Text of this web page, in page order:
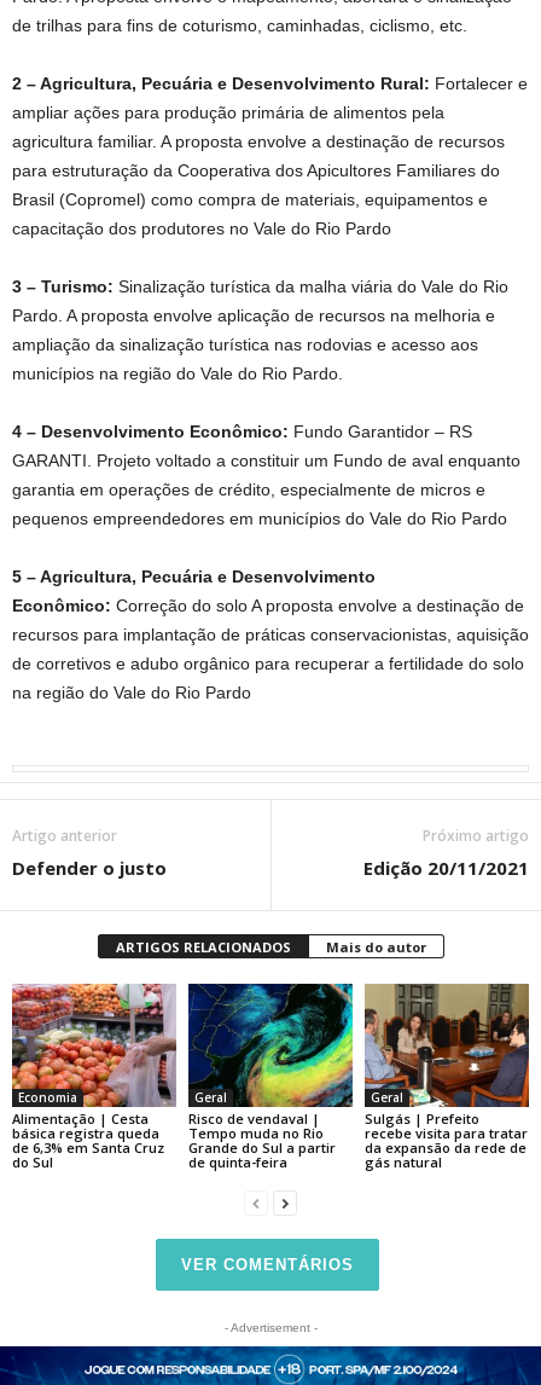
de trilhas para fins de coturismo, caminhadas, ciclismo, etc.
2 – Agricultura, Pecuária e Desenvolvimento Rural: Fortalecer e
ampliar ações para produção primária de alimentos pela
agricultura familiar. A proposta envolve a destinação de recursos
para estruturação da Cooperativa dos Apicultores Familiares do
Brasil (Copromel) como compra de materiais, equipamentos e
capacitação dos produtores no Vale do Rio Pardo
3 – Turismo: Sinalização turística da malha viária do Vale do Rio
Pardo. A proposta envolve aplicação de recursos na melhoria e
ampliação da sinalização turística nas rodovias e acesso aos
municípios na região do Vale do Rio Pardo.
4 – Desenvolvimento Econômico: Fundo Garantidor – RS
GARANTI. Projeto voltado a constituir um Fundo de aval enquanto
garantia em operações de crédito, especialmente de micros e
pequenos empreendedores em municípios do Vale do Rio Pardo
5 – Agricultura, Pecuária e Desenvolvimento
Econômico: Correção do solo A proposta envolve a destinação de
recursos para implantação de práticas conservacionistas, aquisição
de corretivos e adubo orgânico para recuperar a fertilidade do solo
na região do Vale do Rio Pardo
Artigo anterior
Defender o justo
Próximo artigo
Edição 20/11/2021
ARTIGOS RELACIONADOS Mais do autor
Economia
Alimentação | Cesta
básica registra queda
de 6,3% em Santa Cruz
do Sul
Geral
Risco de vendaval |
Tempo muda no Rio
Grande do Sul a partir
de quinta-feira
Geral
Sulgás | Prefeito
recebe visita para tratar
da expansão da rede de
gás natural
VER COMENTÁRIOS
- Advertisement -